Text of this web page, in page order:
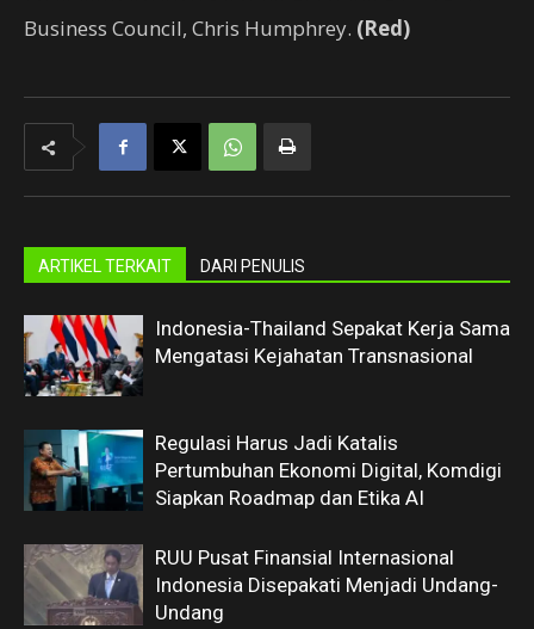
Business Council, Chris Humphrey. (Red)
ARTIKEL TERKAIT DARI PENULIS
Indonesia-Thailand Sepakat Kerja Sama
Mengatasi Kejahatan Transnasional
Regulasi Harus Jadi Katalis
Pertumbuhan Ekonomi Digital, Komdigi
Siapkan Roadmap dan Etika AI
RUU Pusat Finansial Internasional
Indonesia Disepakati Menjadi Undang-
Undang